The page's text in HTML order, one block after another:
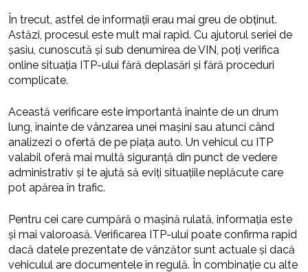
În trecut, astfel de informații erau mai greu de obținut.
Astăzi, procesul este mult mai rapid. Cu ajutorul seriei de
șasiu, cunoscută și sub denumirea de VIN, poți verifica
online situația ITP-ului fără deplasări și fără proceduri
complicate.
Această verificare este importantă înainte de un drum
lung, înainte de vânzarea unei mașini sau atunci când
analizezi o ofertă de pe piața auto. Un vehicul cu ITP
valabil oferă mai multă siguranță din punct de vedere
administrativ și te ajută să eviți situațiile neplăcute care
pot apărea în trafic.
Pentru cei care cumpără o mașină rulată, informația este
și mai valoroasă. Verificarea ITP-ului poate confirma rapid
dacă datele prezentate de vânzător sunt actuale și dacă
vehiculul are documentele în regulă. În combinație cu alte